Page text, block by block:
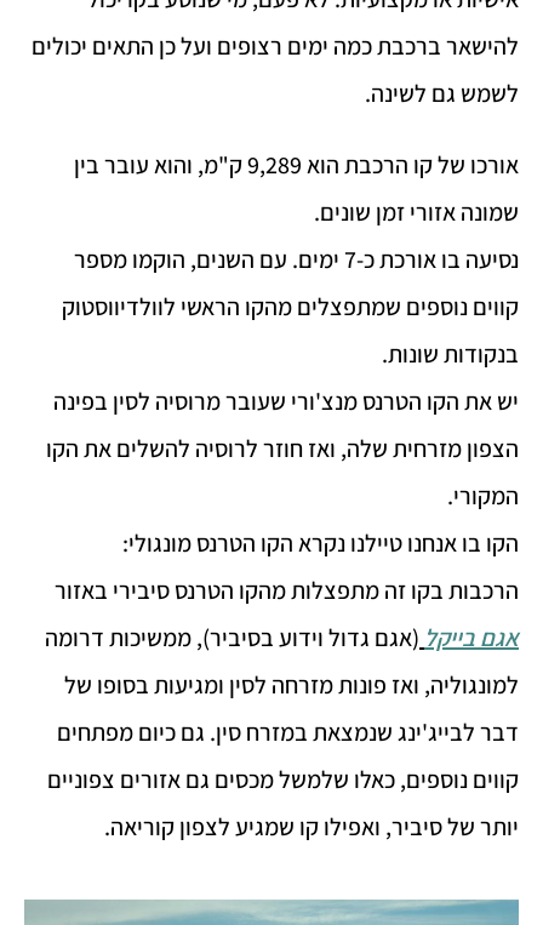
להישאר ברכבת כמה ימים רצופים ועל כן התאים יכולים
לשמש גם לשינה.
אורכו של קו הרכבת הוא 9,289 ק"מ, והוא עובר בין
שמונה אזורי זמן שונים.
נסיעה בו אורכת כ-7 ימים. עם השנים, הוקמו מספר
קווים נוספים שמתפצלים מהקו הראשי לוולדיווסטוק
בנקודות שונות.
יש את הקו הטרנס מנצ'ורי שעובר מרוסיה לסין בפינה
הצפון מזרחית שלה, ואז חוזר לרוסיה להשלים את הקו
המקורי.
הקו בו אנחנו טיילנו נקרא הקו הטרנס מונגולי:
הרכבות בקו זה מתפצלות מהקו הטרנס סיבירי באזור
אגם בייקל (אגם גדול וידוע בסיביר), ממשיכות דרומה
למונגוליה, ואז פונות מזרחה לסין ומגיעות בסופו של
דבר לבייג'ינג שנמצאת במזרח סין. גם כיום מפתחים
קווים נוספים, כאלו שלמשל מכסים גם אזורים צפוניים
יותר של סיביר, ואפילו קו שמגיע לצפון קוריאה.